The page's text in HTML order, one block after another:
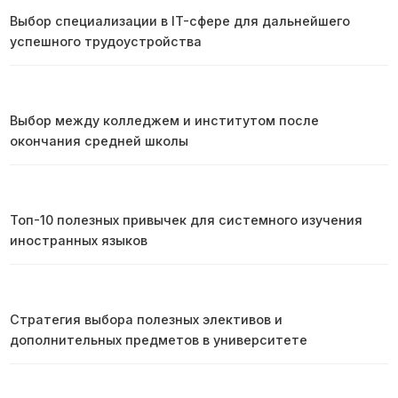
Выбор специализации в IT-сфере для дальнейшего
успешного трудоустройства
Выбор между колледжем и институтом после
окончания средней школы
Топ-10 полезных привычек для системного изучения
иностранных языков
Стратегия выбора полезных элективов и
дополнительных предметов в университете